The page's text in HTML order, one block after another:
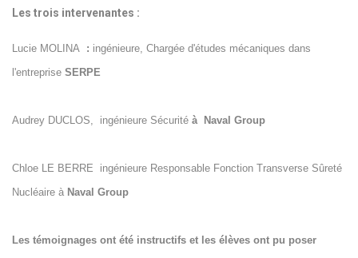
Les trois intervenantes :
Lucie MOLINA : ingénieure, Chargée d'études mécaniques dans
l'entreprise SERPE
Audrey DUCLOS, ingénieure Sécurité à Naval Group
Chloe LE BERRE ingénieure Responsable Fonction Transverse Sûreté
Nucléaire à Naval Group
Les témoignages ont été instructifs et les élèves ont pu poser